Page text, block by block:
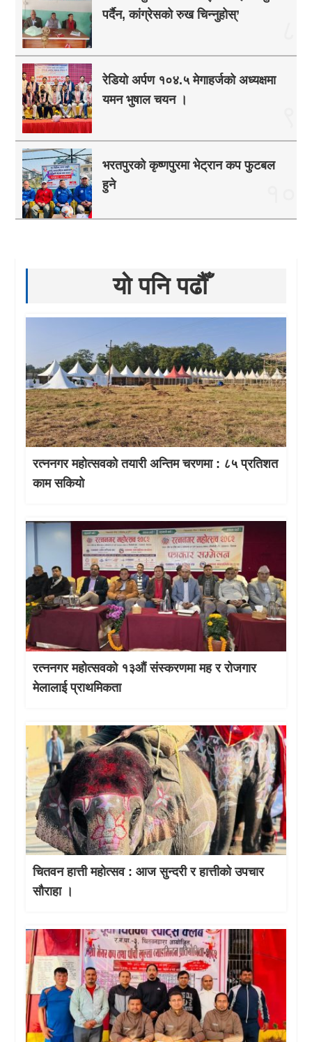
पर्दैन, कांग्रेसको रुख चिन्नुहोस्’
रेडियो अर्पण १०४.५ मेगाहर्जको अध्यक्षमा
यमन भुषाल चयन ।
भरतपुरको कृष्णपुरमा भेट्रान कप फुटबल
हुने
यो पनि पढौँ
रत्ननगर महोत्सवको तयारी अन्तिम चरणमा : ८५ प्रतिशत
काम सकियो
रत्ननगर महोत्सवको १३औं संस्करणमा मह र रोजगार
मेलालाई प्राथमिकता
चितवन हात्ती महाेत्सव : आज सुन्दरी र हात्तीको उपचार
साैराहा ।